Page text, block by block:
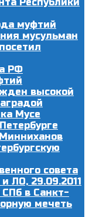
муфтий
мусульман
РФ
высокой
Мусе
совета
ЛО, 29.09.2011
СПб в Санкт-
мечеть